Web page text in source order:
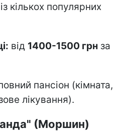
кількох популярних
від 1400-1500 грн за
пансіон (кімната,
лікування).
(Моршин)